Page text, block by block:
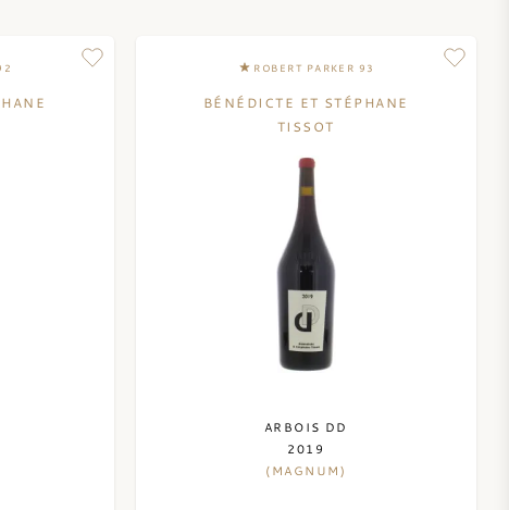
ROBERT PARKER 93
BÉNÉDICTE ET STÉPHANE
TISSOT
ARBOIS DD
2019
(MAGNUM)